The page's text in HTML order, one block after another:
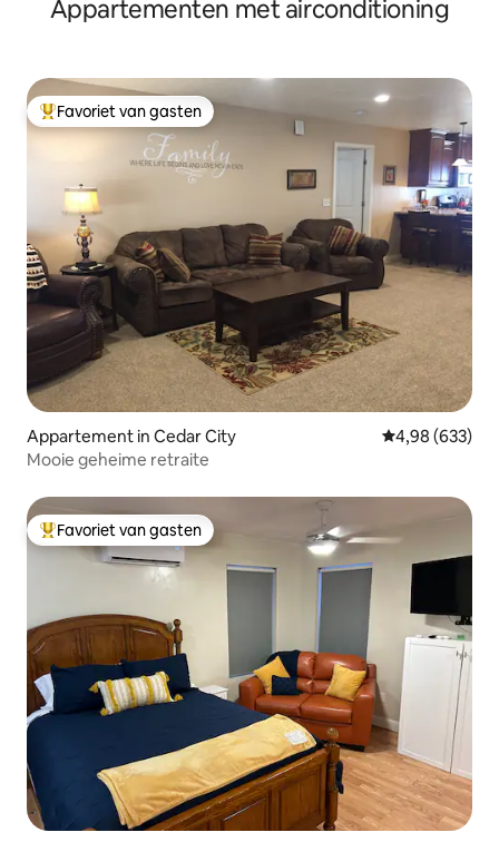
huisAppartementen met airconditioning
Topfavoriet van gasten
Favoriet van gasten
Appartement in Cedar City Gemiddelde
4,98 (633)
Mooie geheime retraite
Topfavoriet van gasten
Favoriet van gasten